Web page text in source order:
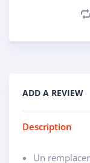
ADD A REVIEW
Description
Un